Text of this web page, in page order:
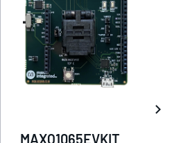
MAXQ1065EVKIT